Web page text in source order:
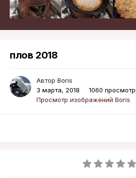
плов 2018
Автор Boris
3 марта, 2018
1060
Просмотр изображений Boris